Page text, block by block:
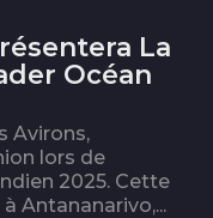
La
Océan
Avirons,
lors de
2025. Cette
Antananarivo,...